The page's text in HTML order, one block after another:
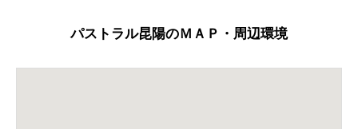
パストラル昆陽のＭＡＰ・周辺環境